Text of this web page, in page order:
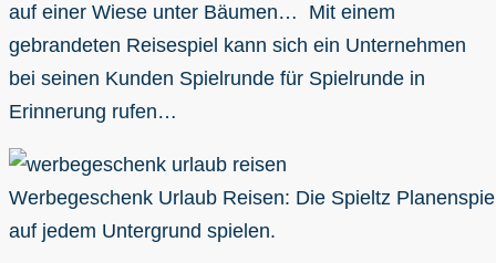
auf einer Wiese unter Bäumen… Mit einem
gebrandeten Reisespiel kann sich ein Unternehmen
bei seinen Kunden Spielrunde für Spielrunde in
Erinnerung rufen…
Werbegeschenk Urlaub Reisen: Die Spieltz
auf jedem Untergrund spielen.